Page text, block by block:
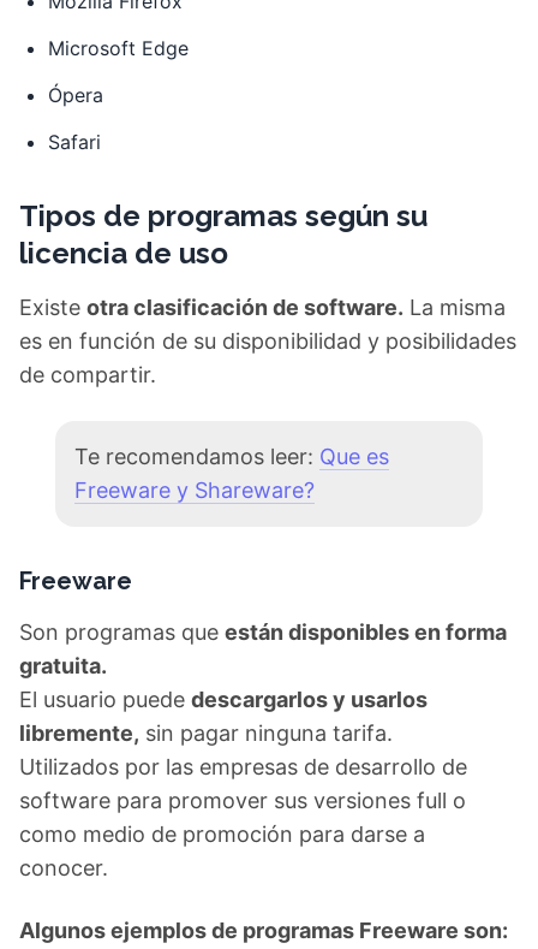
Microsoft Edge
Ópera
Safari
Tipos de programas según su
licencia de uso
Existe otra clasificación de software.
La misma
es en función de su disponibilidad y posibilidades
de compartir.
Te recomendamos leer:Que es Freeware
y Shareware?
Freeware
Son programas que están disponibles en forma
gratuita.
El usuario puede descargarlos y usarlos
libremente, sin pagar ninguna tarifa.
Utilizados por las empresas de desarrollo de
software para promover sus versiones full o
como medio de promoción para darse a
conocer.
Algunos ejemplos de programas Freeware son: